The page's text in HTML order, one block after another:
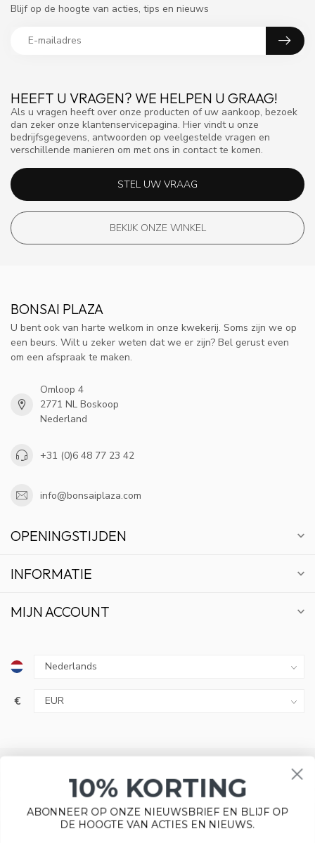
HEEFT U VRAGEN? WE HELPEN U GRAAG!
Als u vragen heeft over onze producten of uw aankoop, bezoek
dan zeker onze klantenservicepagina. Hier vindt u onze
bedrijfsgegevens, antwoorden op veelgestelde vragen en
verschillende manieren om met ons in contact te komen.
STEL UW VRAAG
BEKIJK ONZE WINKEL
Blijf op de hoogte van acties, tips en nieuws
BONSAI PLAZA
U bent ook van harte welkom in onze kwekerij. Soms zijn we op
een beurs. Wilt u zeker weten dat we er zijn? Bel gerust even
om een afspraak te maken.
Omloop 4
2771 NL Boskoop
Nederland
+31 (0)6 48 77 23 42
info@bonsaiplaza.com
OPENINGSTIJDEN
INFORMATIE
MIJN ACCOUNT
€
© Copyright 2026 Bonsai Plaza
Wij slaan cookies op om onze website te verbeteren. Is dat
akkoord?
Ja Nee Meer over cookies »
ABONNEER